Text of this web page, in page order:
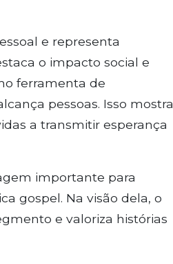
e representa
o impacto social e
ferramenta de
pessoas. Isso mostra
a transmitir esperança
importante para
gospel. Na visão dela, o
e valoriza histórias